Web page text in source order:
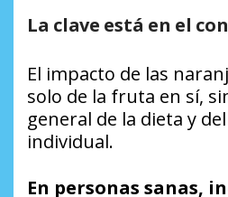
La clave está en el
El impacto de las
solo de la fruta en sí,
general de la dieta y
individual.
En personas sanas,